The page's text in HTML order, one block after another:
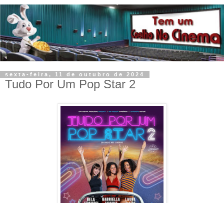
sexta-feira, 11 de outubro de 2024
Tudo Por Um Pop Star 2